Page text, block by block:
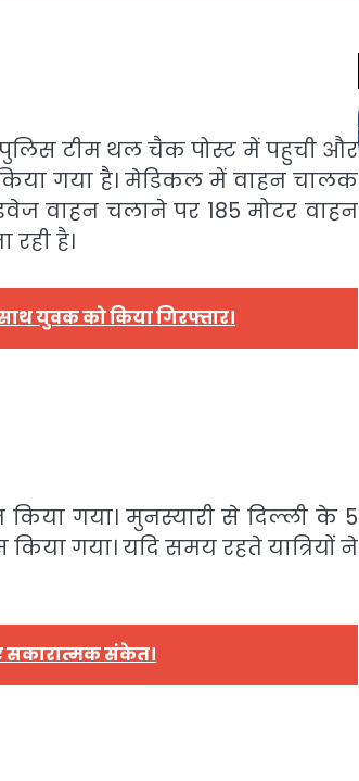
टीम थल चैक पोस्ट में पहुची और
गया है। मेडिकल में वाहन चालक
वाहन चलाने पर 185 मोटर वाहन
है।
युवक को किया गिरफ्तार।
गया। मुनस्यारी से दिल्ली के 5
किया गया। यदि समय रहते यात्रियों ने
सकारात्मक संकेत।